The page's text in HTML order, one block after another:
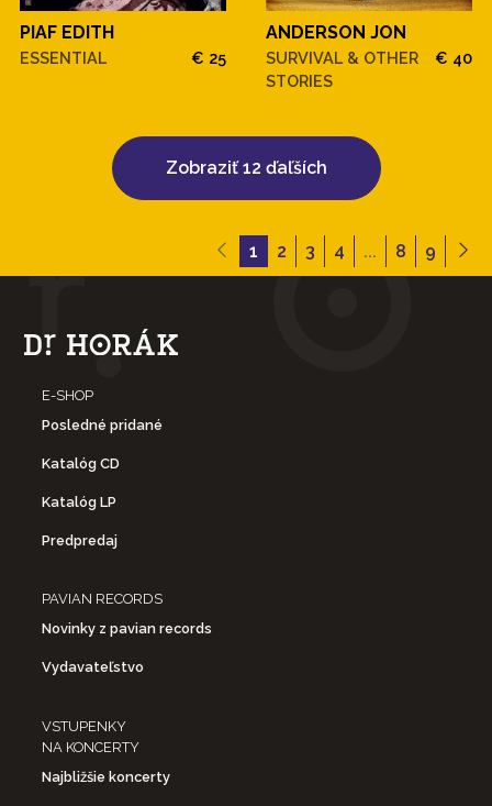
PIAF EDITH
ESSENTIAL € 25
ANDERSON JON
SURVIVAL & OTHER
STORIES
€ 40
Zobraziť 12 ďaľších
1 2 3 4 ... 8 9
E-SHOP
Posledné pridané
Katalóg CD
Katalóg LP
Predpredaj
PAVIAN RECORDS
Novinky z pavian records
Vydavateľstvo
VSTUPENKY
NA KONCERTY
Najbližšie koncerty